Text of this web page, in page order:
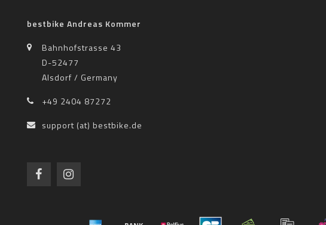
bestbike Andreas Kommer
Bahnhofstrasse 43
D-52477
Alsdorf / Germany
+49 2404 87272
support (at) bestbike.de